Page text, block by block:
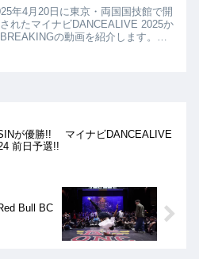
年4月20日に東京・両国国技館で開
れたマイナビDANCEALIVE 2025か
の動画を紹介します。決
が優勝!! マイナビDANCEALIVE
前日予選!!
Bull BC